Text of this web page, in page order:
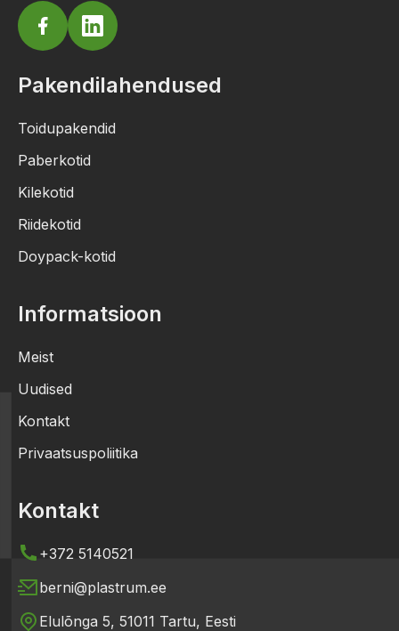
Pakendilahendused
Toidupakendid
Paberkotid
Kilekotid
Riidekotid
Doypack-kotid
Informatsioon
Meist
Uudised
Kontakt
Privaatsuspoliitika
Kontakt
+372 5140521
berni@plastrum.ee
Elulõnga 5, 51011 Tartu, Eesti